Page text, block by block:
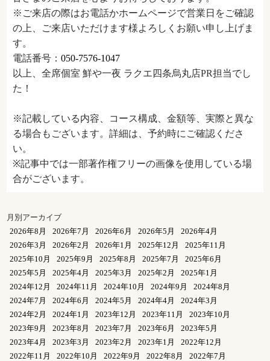
※ご来店の際はお電話かホームページで営業日をご確認
の上、ご来店いただけます様よろしくお願い申し上げま
す。
電話番号：050-7576-1047
以上、全席個室 鮮や一夜 ラクエ四条烏丸店PR担当でし
た！
※記載している内容、コース構成、金額等、実際と異な
る場合もございます。詳細は、予約時にご確認くださ
い。
※記事中では一部著作権フリーの画像を使用している場
合がございます。
月別アーカイブ
2026年8月
2026年7月 2026年6月 2026年5月
2026年4月
2026年3月
2026年2月 2026年1月 2025年12月
2025年11月
2025年10月
2025年9月 2025年8月 2025年7月
2025年6月
2025年5月
2025年4月 2025年3月 2025年2月
2025年1月
2024年12月
2024年11月 2024年10月 2024年9月
2024年8月
2024年7月
2024年6月 2024年5月 2024年4月
2024年3月
2024年2月
2024年1月 2023年12月 2023年11月
2023年10月
2023年9月
2023年8月 2023年7月 2023年6月
2023年5月
2023年4月
2023年3月 2023年2月 2023年1月
2022年12月
2022年11月
2022年10月 2022年9月 2022年8月
2022年7月